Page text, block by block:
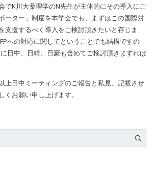
でK川大薬理学のN先生が主体的にその導入にご
ーター」制度を本学会でも、まずはこの国際対
支援するべく導入をご検討頂きたいと存じま
への対応に関してということでも結構ですの
日中、日韓、日豪も含めてご検討頂きますれば
上日中ミーティングのご報告と私見、記載させ
お願い申し上げます。